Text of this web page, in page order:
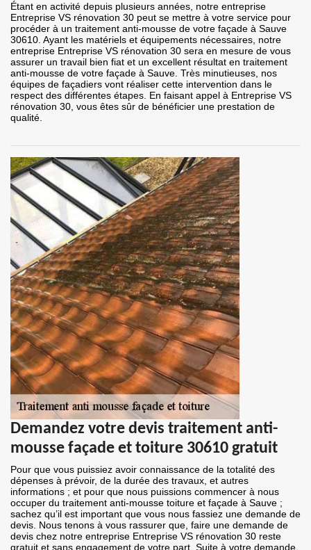
Étant en activité depuis plusieurs années, notre entreprise
Entreprise VS rénovation 30 peut se mettre à votre service pour
procéder à un traitement anti-mousse de votre façade à Sauve
30610. Ayant les matériels et équipements nécessaires, notre
entreprise Entreprise VS rénovation 30 sera en mesure de vous
assurer un travail bien fiat et un excellent résultat en traitement
anti-mousse de votre façade à Sauve. Très minutieuses, nos
équipes de façadiers vont réaliser cette intervention dans le
respect des différentes étapes. En faisant appel à Entreprise VS
rénovation 30, vous êtes sûr de bénéficier une prestation de
qualité.
Demandez votre devis traitement anti-
mousse façade et toiture 30610 gratuit
Pour que vous puissiez avoir connaissance de la totalité des
dépenses à prévoir, de la durée des travaux, et autres
informations ; et pour que nous puissions commencer à nous
occuper du traitement anti-mousse toiture et façade à Sauve ;
sachez qu’il est important que vous nous fassiez une demande de
devis. Nous tenons à vous rassurer que, faire une demande de
devis chez notre entreprise Entreprise VS rénovation 30 reste
gratuit et sans engagement de votre part. Suite à votre demande,